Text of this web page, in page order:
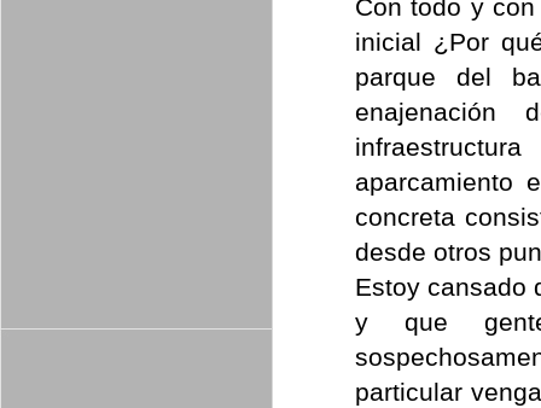
Con todo y
inicial ¿Por
parque del
enajenación
aparcamiento
concreta
desde otros
Estoy cansado
y que
particular